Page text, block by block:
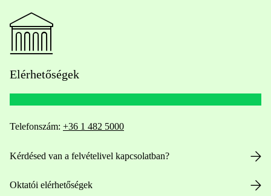
Elérhetőségek
Telefonszám: +36 1 482 5000
Kérdésed van a felvételivel kapcsolatban?
Oktatói elérhetőségek